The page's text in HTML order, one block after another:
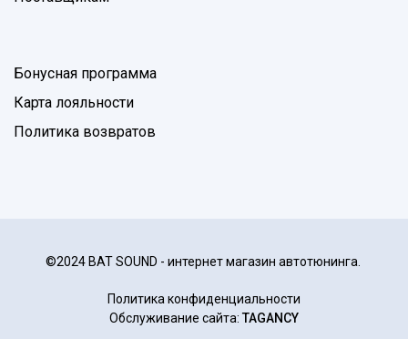
Бонусная программа
Карта лояльности
Политика возвратов
©2024 BAT SOUND - интернет магазин автотюнинга.
Политика конфиденциальности
Обслуживание сайта: TAGANCY